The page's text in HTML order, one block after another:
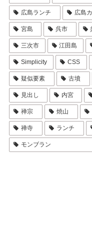
広島ランチ 広島
宮島 呉市
三次市 江田島
Simplicity CSS
疑似要素 古墳
見出し 内宮
禅宗 焼山
禅寺 ランチ
モンブラン